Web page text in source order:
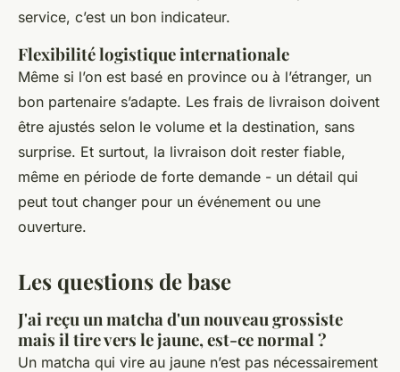
service, c’est un bon indicateur.
Flexibilité logistique internationale
Même si l’on est basé en province ou à l’étranger, un
bon partenaire s’adapte. Les frais de livraison doivent
être ajustés selon le volume et la destination, sans
surprise. Et surtout, la livraison doit rester fiable,
même en période de forte demande - un détail qui
peut tout changer pour un événement ou une
ouverture.
Les questions de base
J'ai reçu un matcha d'un nouveau grossiste
mais il tire vers le jaune, est-ce normal ?
Un matcha qui vire au jaune n’est pas nécessairement